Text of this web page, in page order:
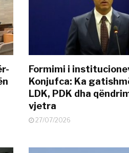
Formimi i
Konjufca: Ka
LDK, PDK dha
vjetra
27/07/2026